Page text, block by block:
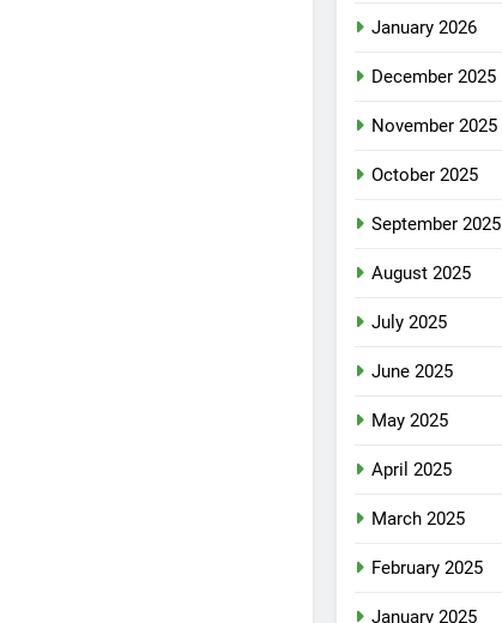
January 2026
December 2025
November 2025
October 2025
September 2025
August 2025
July 2025
June 2025
May 2025
April 2025
March 2025
February 2025
January 2025